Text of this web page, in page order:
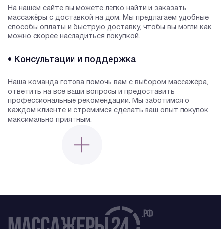
На нашем сайте вы можете легко найти и заказать
массажёры с доставкой на дом. Мы предлагаем удобные
способы оплаты и быструю доставку, чтобы вы могли как
можно скорее насладиться покупкой.
• Консультации и поддержка
Наша команда готова помочь вам с выбором массажёра,
ответить на все ваши вопросы и предоставить
профессиональные рекомендации. Мы заботимся о
каждом клиенте и стремимся сделать ваш опыт покупок
максимально приятным.